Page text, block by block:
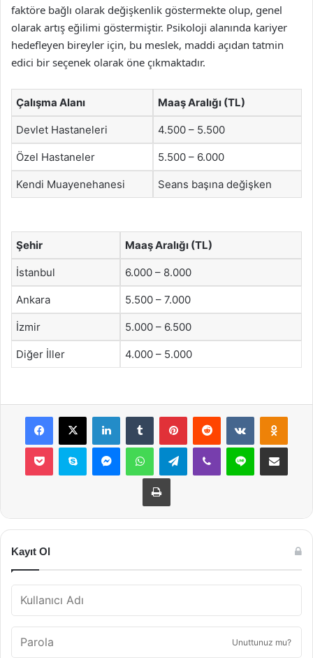
faktöre bağlı olarak değişkenlik göstermekte olup, genel
olarak artış eğilimi göstermiştir. Psikoloji alanında kariyer
hedefleyen bireyler için, bu meslek, maddi açıdan tatmin
edici bir seçenek olarak öne çıkmaktadır.
Çalışma Alanı Maaş Aralığı (TL)
Devlet Hastaneleri 4.500 – 5.500
Özel Hastaneler 5.500 – 6.000
Kendi Muayenehanesi Seans başına değişken
Şehir Maaş Aralığı (TL)
İstanbul 6.000 – 8.000
Ankara 5.500 – 7.000
İzmir 5.000 – 6.500
Diğer İller 4.000 – 5.000
Facebook
X LinkedInTumblr PinterestReddit VKontakte
Pocket Skype MessengerWhatsAppTelegramViber Line E-Posta ile
Yazdır
Kayıt Ol
Unuttunuz mu?